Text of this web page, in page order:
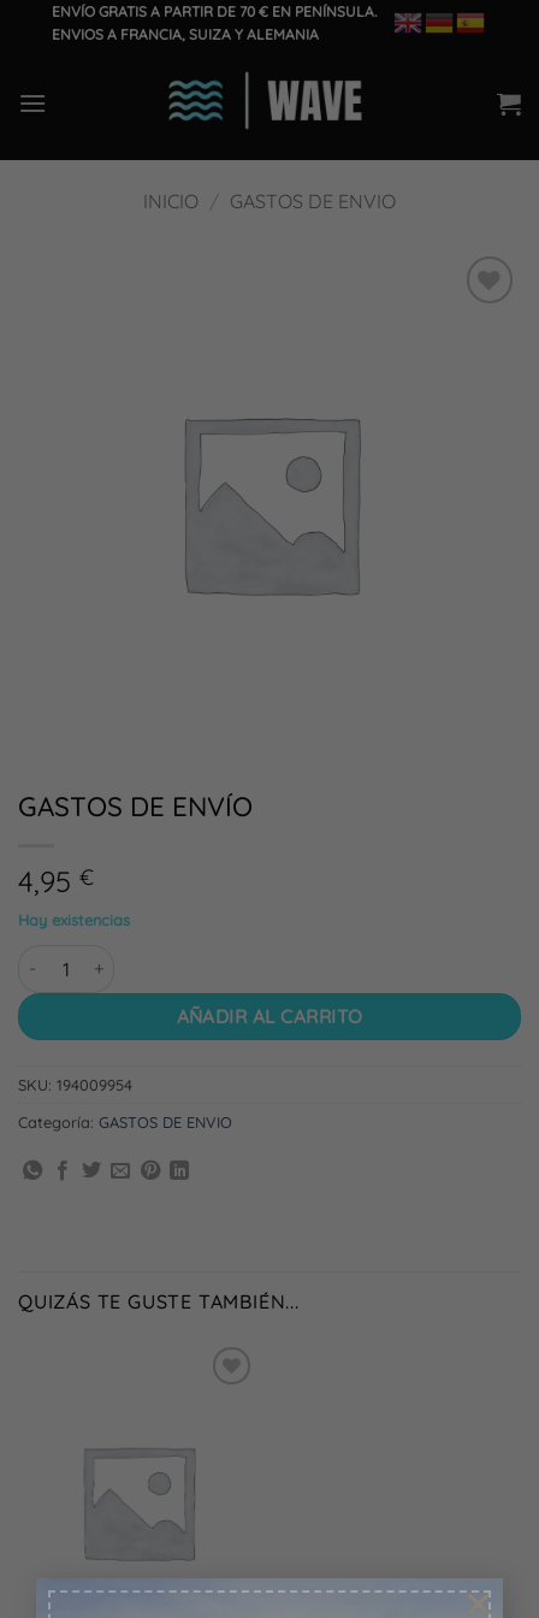
×
ENVÍO GRATIS A PARTIR DE 70 € EN PENÍNSULA.
ENVIOS A FRANCIA, SUIZA Y ALEMANIA
INICIO / GASTOS DE ENVIO
GASTOS DE ENVÍO
4,95 €
Hay existencias
AÑADIR AL CARRITO
SKU: 194009954
Categoría: GASTOS DE ENVIO
QUIZÁS TE GUSTE TAMBIÉN...